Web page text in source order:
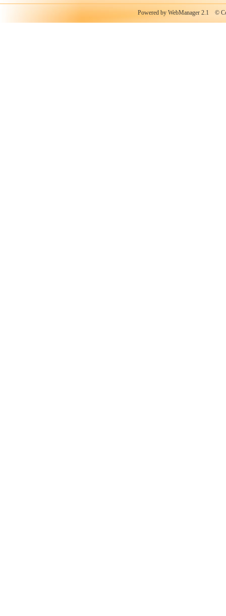
Powered by WebManager 2.1 ©